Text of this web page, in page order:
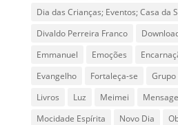
Dia das Crianças; Eventos; Casa da
Divaldo Perreira Franco
Emmanuel
Emoções
Evangelho
Fortaleça-se Grupo
Livros
Luz Meimei
Mocidade Espírita
Novo Dia